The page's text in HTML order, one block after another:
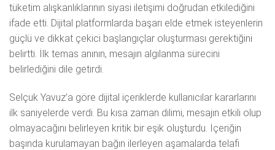
tüketim alışkanlıklarının siyasi iletişimi doğrudan etkilediğini
ifade etti. Dijital platformlarda başarı elde etmek isteyenlerin
güçlü ve dikkat çekici başlangıçlar oluşturması gerektiğini
belirtti. İlk temas anının, mesajın algılanma sürecini
belirlediğini dile getirdi.
Selçuk Yavuz’a göre dijital içeriklerde kullanıcılar kararlarını
ilk saniyelerde verdi. Bu kısa zaman dilimi, mesajın etkili olup
olmayacağını belirleyen kritik bir eşik oluşturdu. İçeriğin
başında kurulamayan bağın ilerleyen aşamalarda telafi